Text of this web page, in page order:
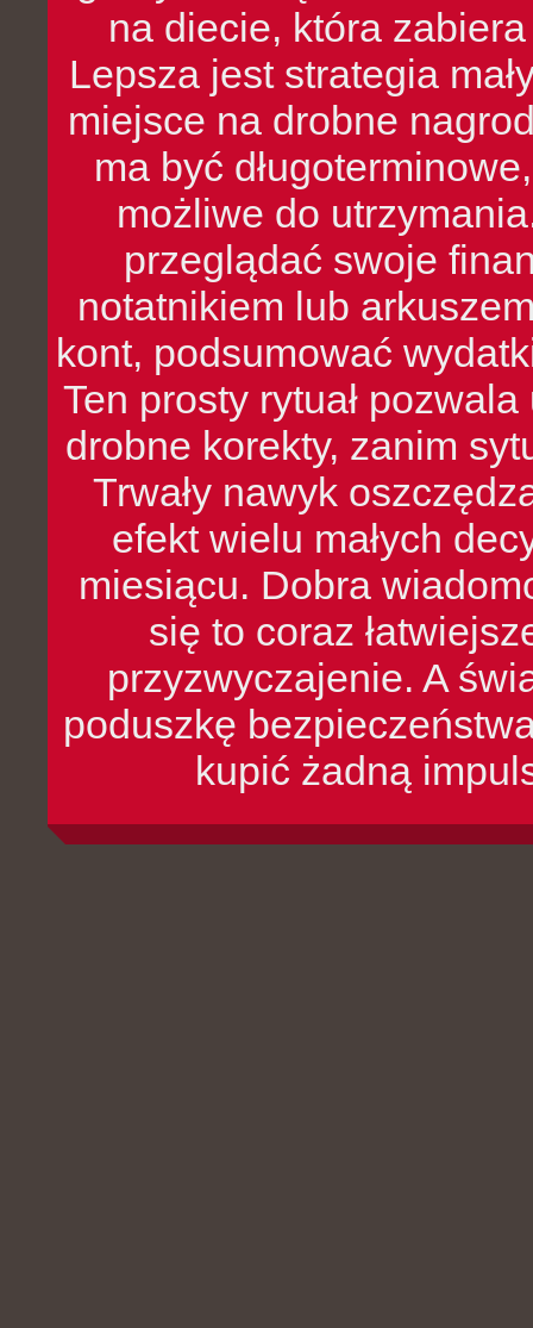
na diecie, która
Lepsza jest strategia
miejsce na drobne
ma być
możliwe do
przeglądać swoje
notatnikiem lub
kont, podsumować
Ten prosty rytuał
drobne korekty, zanim
Trwały nawyk
efekt wielu małych
miesiącu. Dobra
się to coraz
przyzwyczajenie. A
poduszkę
kupić żadną